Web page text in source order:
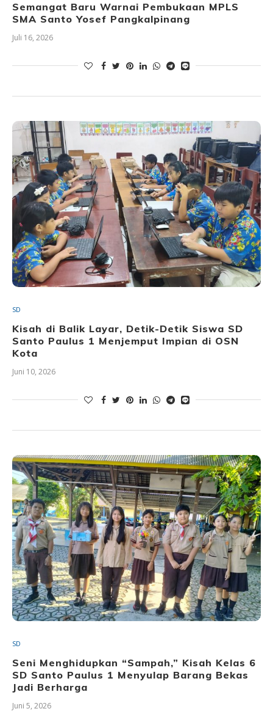
Semangat Baru Warnai Pembukaan MPLS
SMA Santo Yosef Pangkalpinang
Juli 16, 2026
SD
Kisah di Balik Layar, Detik-Detik Siswa SD
Santo Paulus 1 Menjemput Impian di OSN
Kota
Juni 10, 2026
SD
Seni Menghidupkan “Sampah,” Kisah Kelas 6
SD Santo Paulus 1 Menyulap Barang Bekas
Jadi Berharga
Juni 5, 2026